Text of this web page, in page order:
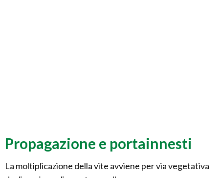
Propagazione e portainnesti
La moltiplicazione della vite avviene per via vegetativa